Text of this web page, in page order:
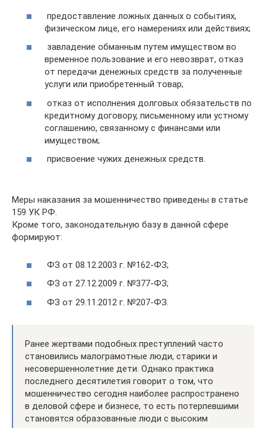
предоставление ложных данных о событиях,
физическом лице, его намерениях или действиях;
завладение обманным путем имуществом во
временное пользование и его невозврат, отказ
от передачи денежных средств за полученные
услуги или приобретенный товар;
отказ от исполнения долговых обязательств по
кредитному договору, письменному или устному
соглашению, связанному с финансами или
имуществом;
присвоение чужих денежных средств.
Меры наказания за мошенничество приведены в статье
159 УК РФ.
Кроме того, законодательную базу в данной сфере
формируют:
ФЗ от 08.12.2003 г. №162-ФЗ;
ФЗ от 27.12.2009 г. №377-ФЗ;
ФЗ от 29.11.2012 г. №207-ФЗ.
Ранее жертвами подобных преступлений часто
становились малограмотные люди, старики и
несовершеннолетние дети. Однако практика
последнего десятилетия говорит о том, что
мошенничество сегодня наиболее распространено
в деловой сфере и бизнесе, то есть потерпевшими
становятся образованные люди с высоким